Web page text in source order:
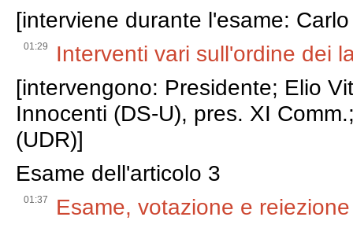
[interviene durante l'esame:
01:29
Interventi vari sull'ordine dei
[intervengono: Presidente; Elio
Innocenti (DS-U), pres. XI
(UDR)]
Esame dell'articolo 3
01:37
Esame, votazione e